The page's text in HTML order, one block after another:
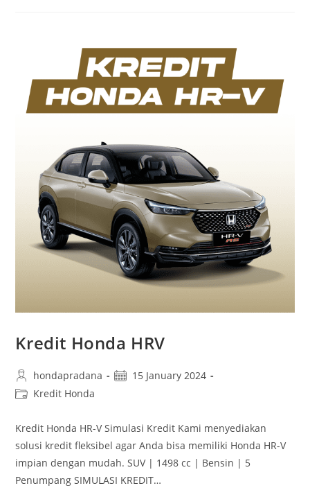
Kredit Honda HRV
hondapradana
15 January 2024
Kredit Honda
Kredit Honda HR-V Simulasi Kredit Kami menyediakan
solusi kredit fleksibel agar Anda bisa memiliki Honda HR-V
impian dengan mudah. SUV | 1498 cc | Bensin | 5
Penumpang SIMULASI KREDIT…